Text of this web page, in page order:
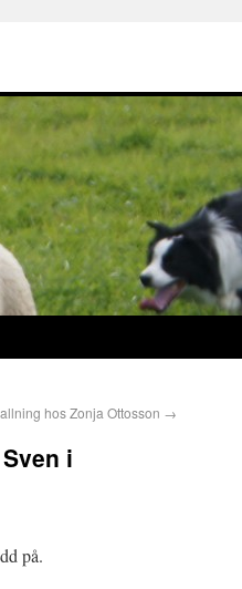
hos Zonja Ottosson →
i
på.